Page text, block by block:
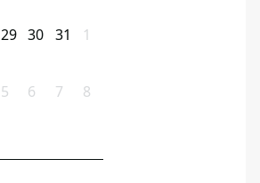
29 30 31 1
5 6 7 8